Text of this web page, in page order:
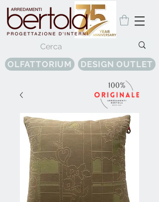
OLFATTORIUM DESIGN OUTLET